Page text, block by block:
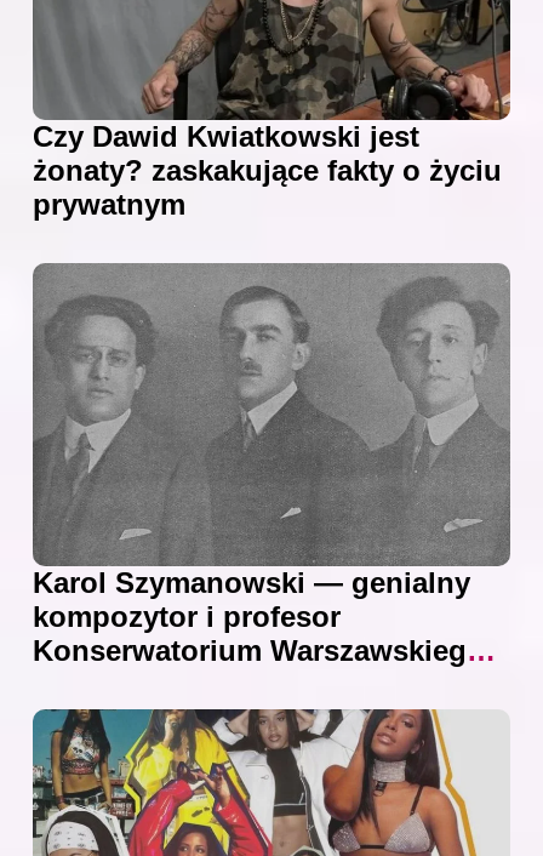
Czy Dawid Kwiatkowski jest
żonaty? zaskakujące fakty o życiu
prywatnym
Karol Szymanowski — genialny
kompozytor i profesor
Konserwatorium Warszawskiego: